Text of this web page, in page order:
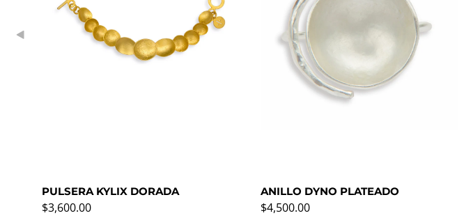
PULSERA KYLIX DORADA
Precio normal
$3,600.00
ANILLO DYNO PLATEADO
Precio normal
$4,500.00